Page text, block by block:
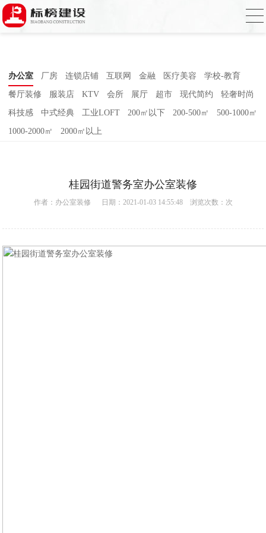
香蕉视频在线免费,香蕉视频导航,黄色香蕉
视频下载,91香蕉APP成人污在线观看
办公室 厂房 连锁店铺 互联网 金融 医疗美容 学校-教育
餐厅装修 服装店 KTV 会所 展厅 超市 现代简约 轻奢时尚
科技感 中式经典 工业LOFT 200㎡以下 200-500㎡ 500-1000㎡
1000-2000㎡ 2000㎡以上
桂园街道警务室办公室装修
作者： 办公室装修 日期：2021-01-03 14:55:48 浏览次数： 次